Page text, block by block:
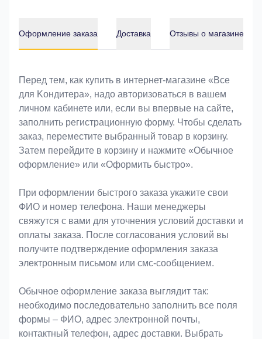
Оформление заказа Доставка Отзывы о магазине
Оформление заказа
Перед тем, как купить в интернет-магазине «Bce
для Koндитeрa», надо авторизоваться в вашем
личном кабинете или, если вы впервые на сайте,
заполнить регистрационную форму. Чтобы сделать
заказ, переместите выбранный товар в корзину.
Затем перейдите в корзину и нажмите «Обычное
оформление» или «Оформить быстро».
При оформлении быстрого заказа укажите свои
ФИО и номер телефона. Наши менеджеры
свяжутся с вами для уточнения условий доставки и
оплаты заказа. После согласования условий вы
получите подтверждение оформления заказа
электронным письмом или смс-сообщением.
Обычное оформление заказа выглядит так:
необходимо последовательно заполнить все поля
формы – ФИО, адрес электронной почты,
контактный телефон, адрес доставки. Выбрать